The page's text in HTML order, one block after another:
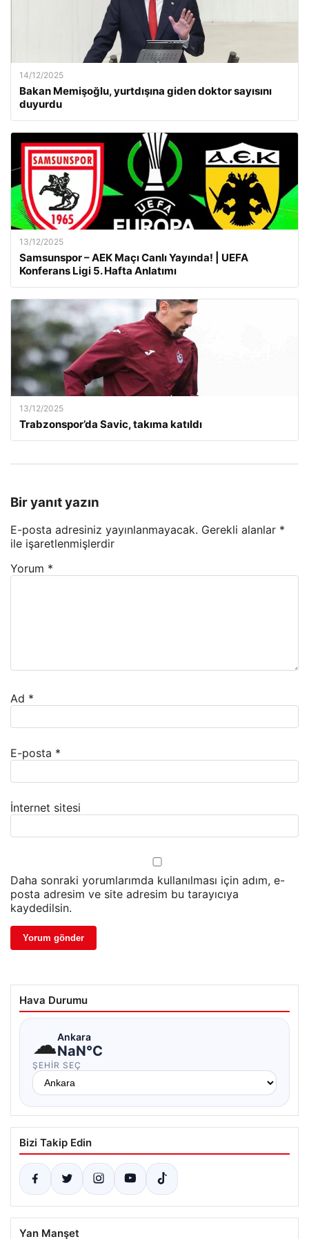
14/12/2025
Bakan Memişoğlu, yurtdışına giden doktor sayısını
duyurdu
13/12/2025
Samsunspor – AEK Maçı Canlı Yayında! | UEFA
Konferans Ligi 5. Hafta Anlatımı
13/12/2025
Trabzonspor’da Savic, takıma katıldı
Bir yanıt yazın
E-posta adresiniz yayınlanmayacak. Gerekli alanlar *
ile işaretlenmişlerdir
Yorum *
Ad *
E-posta *
İnternet sitesi
Daha sonraki yorumlarımda kullanılması için adım, e-
posta adresim ve site adresim bu tarayıcıya
kaydedilsin.
Hava Durumu
☁Ankara
NaN°C
ŞEHIR SEÇ
Bizi Takip Edin
Yan Manşet